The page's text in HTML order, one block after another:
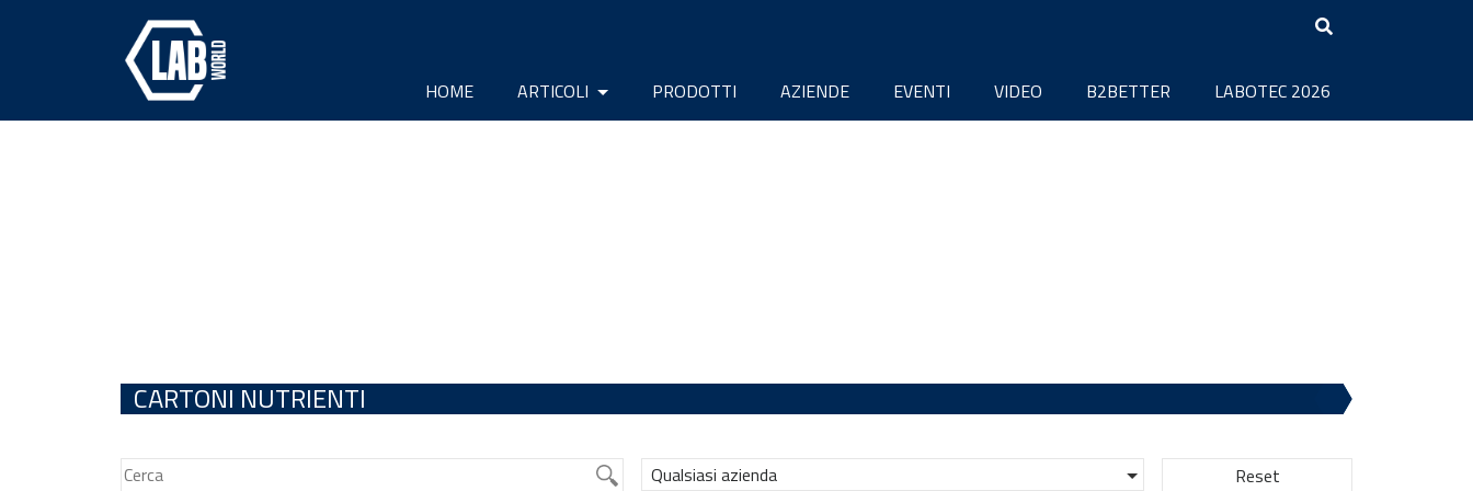
HOME ARTICOLI PRODOTTI AZIENDE EVENTI VIDEO B2BETTER LABOTEC 2026
CARTONI NUTRIENTI
Qualsiasi azienda Reset